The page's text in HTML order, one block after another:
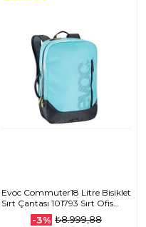
Evoc Commuter18 Litre Bisiklet
Sırt Çantası 101793 Sırt Ofis
Çantası Mavi
-3% ₺8.999,88